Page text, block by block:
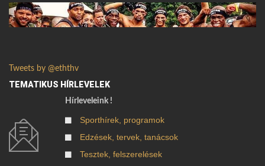
Tweets by @eththv
TEMATIKUS HÍRLEVELEK
Hírleveleink !
Sporthírek, programok
Edzések, tervek, tanácsok
Tesztek, felszerelések